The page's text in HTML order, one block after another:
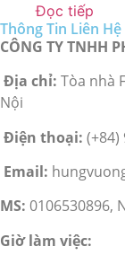
Đọc tiếp
Thông Tin Liên Hệ
CÔNG TY TNHH
Địa chỉ: Tòa nhà
Nội
Điện thoại: (+84)
Email:
MS: 0106530896,
Giờ làm việc: